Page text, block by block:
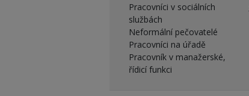
Pracovníci v sociálních
službách
Neformální pečovatelé
Pracovníci na úřadě
Pracovník v manažerské,
řídicí funkci